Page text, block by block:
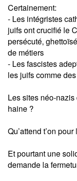
Certainement:
- Les intégristes
juifs ont crucifié le
persécuté,
de métiers
- Les fascistes
les juifs comme
Les sites néo-
haine ?
Qu’attend t’on
Et pourtant une
demande la